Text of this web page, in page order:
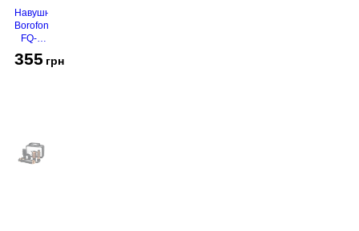
Навушники
Borofone
FQ-1
Black
355 грн